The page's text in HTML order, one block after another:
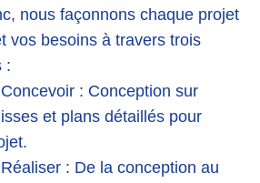
nous façonnons chaque projet
vos besoins à travers trois
:
: Conception sur
et plans détaillés pour
: De la conception au